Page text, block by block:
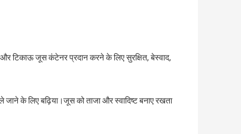
और टिकाऊ जूस कंटेनर प्रदान करने के लिए सुरक्षित, बेस्वाद,
के लिए बढ़िया।जूस को ताजा और स्वादिष्ट बनाए रखता